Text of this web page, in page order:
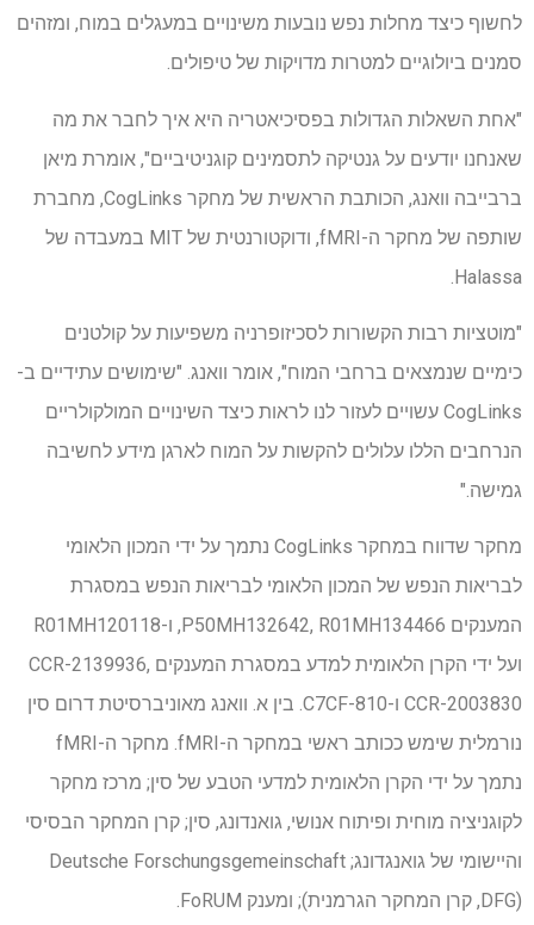
לחשוף כיצד מחלות נפש נובעות משינויים במעגלים במוח, ומזהים
סמנים ביולוגיים למטרות מדויקות של טיפולים.
"אחת השאלות הגדולות בפסיכיאטריה היא איך לחבר את מה
שאנחנו יודעים על גנטיקה לתסמינים קוגניטיביים", אומרת מיאן
ברבייבה וואנג, הכותבת הראשית של מחקר CogLinks, מחברת
שותפה של מחקר ה-fMRI, ודוקטורנטית של MIT במעבדה של
Halassa.
"מוטציות רבות הקשורות לסכיזופרניה משפיעות על קולטנים
כימיים שנמצאים ברחבי המוח", אומר וואנג. "שימושים עתידיים ב-
CogLinks עשויים לעזור לנו לראות כיצד השינויים המולקולריים
הנרחבים הללו עלולים להקשות על המוח לארגן מידע לחשיבה
גמישה."
מחקר שדווח במחקר CogLinks נתמך על ידי המכון הלאומי
לבריאות הנפש של המכון הלאומי לבריאות הנפש במסגרת
המענקים P50MH132642, R01MH134466, ו-R01MH120118
ועל ידי הקרן הלאומית למדע במסגרת המענקים CCR-2139936,
CCR-2003830 ו-C7CF-810. בין א. וואנג מאוניברסיטת דרום סין
נורמלית שימש ככותב ראשי במחקר ה-fMRI. מחקר ה-fMRI
נתמך על ידי הקרן הלאומית למדעי הטבע של סין; מרכז מחקר
לקוגניציה מוחית ופיתוח אנושי, גואנדונג, סין; קרן המחקר הבסיסי
והיישומי של גואנגדונג; Deutsche Forschungsgemeinschaft
(DFG, קרן המחקר הגרמנית); ומענק FoRUM.